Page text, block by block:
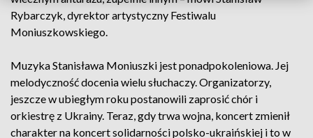
Rybarczyk, dyrektor artystyczny Festiwalu
Moniuszkowskiego.
Muzyka Stanisława Moniuszki jest ponadpokoleniowa. Jej
melodyczność docenia wielu słuchaczy. Organizatorzy,
jeszcze w ubiegłym roku postanowili zaprosić chór i
orkiestrę z Ukrainy. Teraz, gdy trwa wojna, koncert zmienił
charakter na koncert solidarności polsko-ukraińskiej i to w